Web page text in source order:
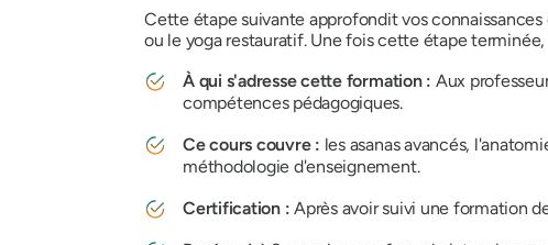
Cette étape suivante approfondit vos
ou le yoga restauratif. Une fois cette étape
À qui s'adresse cette formation : Aux
compétences pédagogiques.
Ce cours couvre : les asanas avancés,
méthodologie d'enseignement.
Certification : Après avoir suivi une formation